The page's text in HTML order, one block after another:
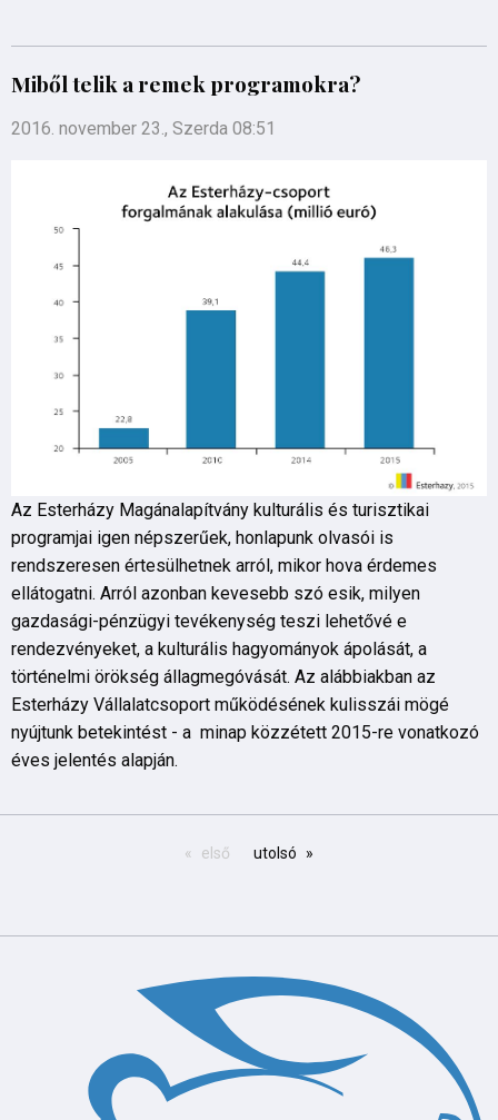
Miből telik a remek programokra?
2016. november 23., Szerda 08:51
Az Esterházy Magánalapítvány kulturális és turisztikai
programjai igen népszerűek, honlapunk olvasói is
rendszeresen értesülhetnek arról, mikor hova érdemes
ellátogatni. Arról azonban kevesebb szó esik, milyen
gazdasági-pénzügyi tevékenység teszi lehetővé e
rendezvényeket, a kulturális hagyományok ápolását, a
történelmi örökség állagmegóvását. Az alábbiakban az
Esterházy Vállalatcsoport működésének kulisszái mögé
nyújtunk betekintést - a minap közzétett 2015-re vonatkozó
éves jelentés alapján.
első utolsó